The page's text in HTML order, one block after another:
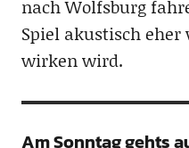
nach Wolfsburg
Spiel akustisch
wirken wird.
Am Sonntag gehts